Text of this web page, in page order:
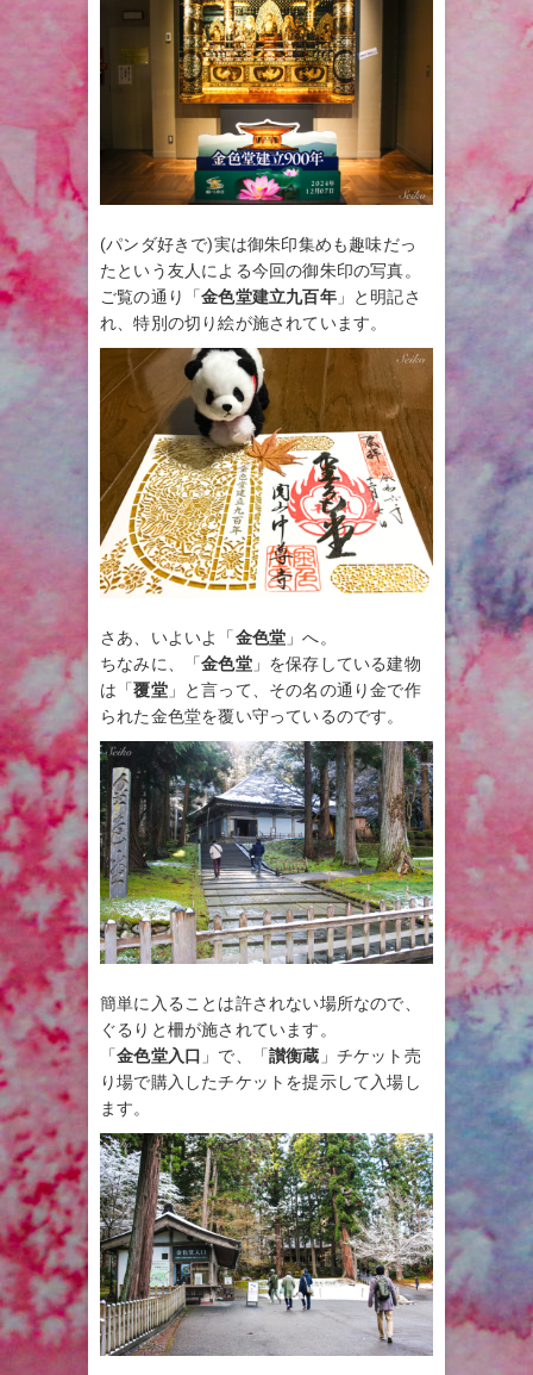
(パンダ好きで)実は御朱印集めも趣味だっ
たという友人による今回の御朱印の写真。
ご覧の通り「金色堂建立九百年」と明記さ
れ、特別の切り絵が施されています。
さあ、いよいよ「金色堂 」へ。
ちなみに、「金色堂」を保存している建物
は「覆堂」と言って、その名の通り金で作
られた金色堂を覆い守っているのです。
簡単に入ることは許されない場所なので、
ぐるりと柵が施されています。
「金色堂入口 」で、「讃衡蔵 」チケット売
り場で購入したチケットを提示して入場し
ます。